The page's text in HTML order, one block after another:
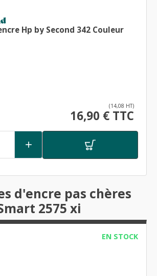
Hp by Second 342 Couleur
(14,08 HT)
16,90 € TTC

d'encre pas chères
2575 xi
EN STOCK